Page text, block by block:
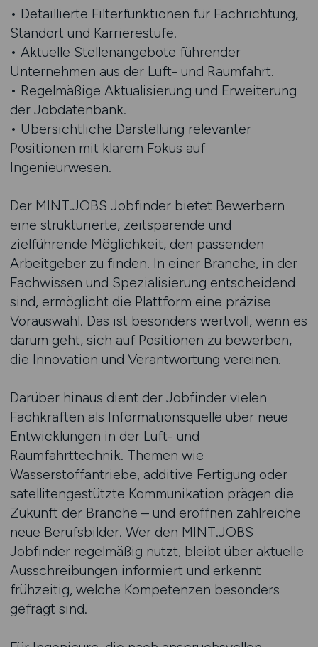
• Detaillierte Filterfunktionen für Fachrichtung,
Standort und Karrierestufe.
• Aktuelle Stellenangebote führender
Unternehmen aus der Luft- und Raumfahrt.
• Regelmäßige Aktualisierung und Erweiterung
der Jobdatenbank.
• Übersichtliche Darstellung relevanter
Positionen mit klarem Fokus auf
Ingenieurwesen.
Der MINT.JOBS Jobfinder bietet Bewerbern
eine strukturierte, zeitsparende und
zielführende Möglichkeit, den passenden
Arbeitgeber zu finden. In einer Branche, in der
Fachwissen und Spezialisierung entscheidend
sind, ermöglicht die Plattform eine präzise
Vorauswahl. Das ist besonders wertvoll, wenn es
darum geht, sich auf Positionen zu bewerben,
die Innovation und Verantwortung vereinen.
Darüber hinaus dient der Jobfinder vielen
Fachkräften als Informationsquelle über neue
Entwicklungen in der Luft- und
Raumfahrttechnik. Themen wie
Wasserstoffantriebe, additive Fertigung oder
satellitengestützte Kommunikation prägen die
Zukunft der Branche – und eröffnen zahlreiche
neue Berufsbilder. Wer den MINT.JOBS
Jobfinder regelmäßig nutzt, bleibt über aktuelle
Ausschreibungen informiert und erkennt
frühzeitig, welche Kompetenzen besonders
gefragt sind.